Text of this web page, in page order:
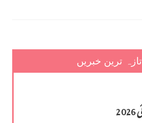
تازہ ترین خبریں